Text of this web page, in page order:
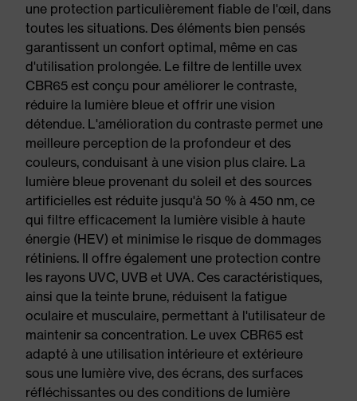
une protection particulièrement fiable de l'œil, dans
toutes les situations. Des éléments bien pensés
garantissent un confort optimal, même en cas
d'utilisation prolongée. Le filtre de lentille uvex
CBR65 est conçu pour améliorer le contraste,
réduire la lumière bleue et offrir une vision
détendue. L'amélioration du contraste permet une
meilleure perception de la profondeur et des
couleurs, conduisant à une vision plus claire. La
lumière bleue provenant du soleil et des sources
artificielles est réduite jusqu'à 50 % à 450 nm, ce
qui filtre efficacement la lumière visible à haute
énergie (HEV) et minimise le risque de dommages
rétiniens. Il offre également une protection contre
les rayons UVC, UVB et UVA. Ces caractéristiques,
ainsi que la teinte brune, réduisent la fatigue
oculaire et musculaire, permettant à l'utilisateur de
maintenir sa concentration. Le uvex CBR65 est
adapté à une utilisation intérieure et extérieure
sous une lumière vive, des écrans, des surfaces
réfléchissantes ou des conditions de lumière